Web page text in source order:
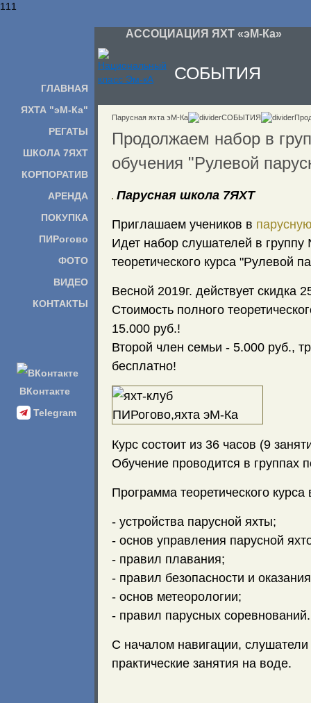
ГЛАВНАЯ
ЯХТА "эМ-Ка"
РЕГАТЫ
ШКОЛА 7ЯХТ
КОРПОРАТИВ
АРЕНДА
ПОКУПКА
ПИРогово
ФОТО
ВИДЕО
КОНТАКТЫ
ВКонтакте
Telegram
111
АССОЦИАЦИЯ ЯХТ «эМ-Ка»
СОБЫТИЯ
Парусная яхта эМ-Ка СОБЫТИЯ
Продолжаем набор в
обучения "Рулевой
Парусная школа 7ЯХТ
Приглашаем учеников в
Идет набор слушателей в
теоретического курса "Рулевой
Весной 2019г. действует скидка
Стоимость полного
15.000 руб.!
Второй член семьи - 5.000 руб.,
бесплатно!
Курс состоит из 36 часов (9
Обучение проводится в группах
Программа теоретического
- устройства парусной яхты;
- основ управления парусной
- правил плавания;
- правил безопасности и
- основ метеорологии;
- правил парусных соревнований.
С началом навигации,
практические занятия на воде.